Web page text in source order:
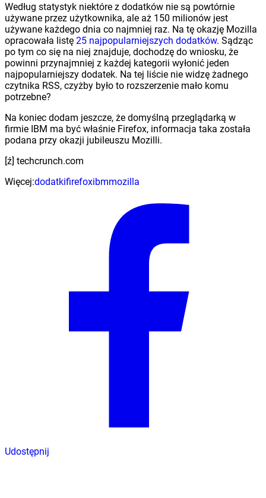
Według statystyk niektóre z dodatków nie są powtórnie
używane przez użytkownika, ale aż 150 milionów jest
używane każdego dnia co najmniej raz. Na tę okazję Mozilla
opracowała listę 25 najpopularniejszych dodatków. Sądząc
po tym co się na niej znajduje, dochodzę do wniosku, że
powinni przynajmniej z każdej kategorii wyłonić jeden
najpopularniejszy dodatek. Na tej liście nie widzę żadnego
czytnika RSS, czyżby było to rozszerzenie mało komu
potrzebne?
Na koniec dodam jeszcze, że domyślną przeglądarką w
firmie IBM ma być właśnie Firefox, informacja taka została
podana przy okazji jubileuszu Mozilli.
[ź] techcrunch.com
Więcej:dodatkifirefoxibmmozilla
Udostępnij